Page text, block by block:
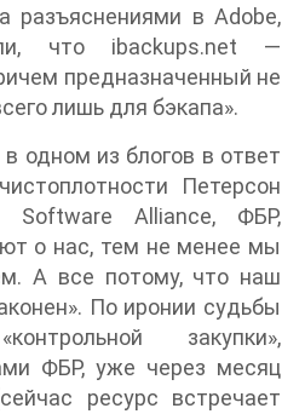
разъяснениями в Adobe,
что ibackups.net —
предназначенный не
лишь для бэкапа».
одном из блогов в ответ
Петерсон
Software Alliance, ФБР,
о нас, тем не менее мы
А все потому, что наш
По иронии судьбы
закупки»,
ФБР, уже через месяц
ресурс встречает